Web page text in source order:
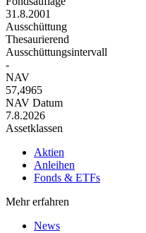
31.8.2001
Ausschüttung
Thesaurierend
Ausschüttungsintervall
-
NAV
57,4965
NAV Datum
7.8.2026
Assetklassen
Aktien
Anleihen
Fonds & ETFs
Mehr erfahren
News